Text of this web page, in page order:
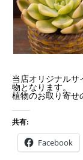
当店オリジナルサ
物となります。
植物のお取り寄せ
共有:
Facebook